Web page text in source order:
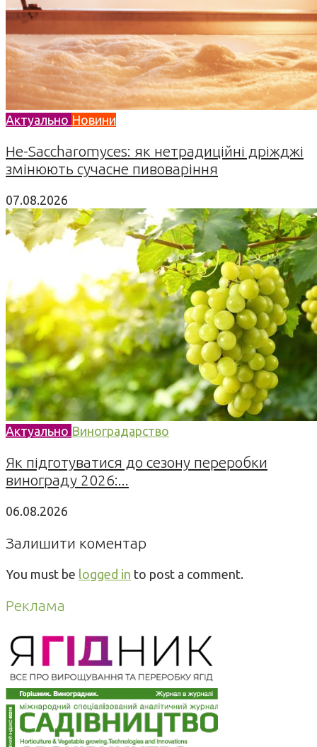
Актуально Новини
Не-Saccharomyces: як нетрадиційні дріжджі
змінюють сучасне пивоваріння
07.08.2026
Актуально Виноградарство
Як підготуватися до сезону переробки
винограду 2026:...
06.08.2026
Залишити коментар
You must be logged in to post a comment.
Реклама